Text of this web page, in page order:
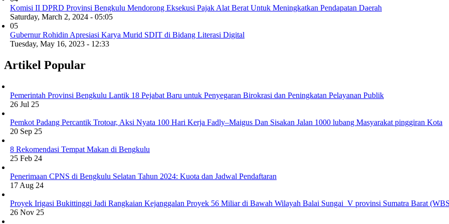
Komisi II DPRD Provinsi Bengkulu Mendorong Eksekusi Pajak Alat Berat Untuk Meningkatkan Pendapatan Daerah
Saturday, March 2, 2024 - 05:05
05
Gubernur Rohidin Apresiasi Karya Murid SDIT di Bidang Literasi Digital
Tuesday, May 16, 2023 - 12:33
Artikel Popular
Pemerintah Provinsi Bengkulu Lantik 18 Pejabat Baru untuk Penyegaran Birokrasi dan Peningkatan Pelayanan Publik
26 Jul 25
Pemkot Padang Percantik Trotoar, Aksi Nyata 100 Hari Kerja Fadly–Maigus Dan Sisakan Jalan 1000 lubang Masyarakat pinggiran Kota
20 Sep 25
8 Rekomendasi Tempat Makan di Bengkulu
25 Feb 24
Penerimaan CPNS di Bengkulu Selatan Tahun 2024: Kuota dan Jadwal Pendaftaran
17 Aug 24
Proyek Irigasi Bukittinggi Jadi Rangkaian Kejanggalan Proyek 56 Miliar di Bawah Wilayah Balai Sungai V provinsi Sumatra Barat
26 Nov 25